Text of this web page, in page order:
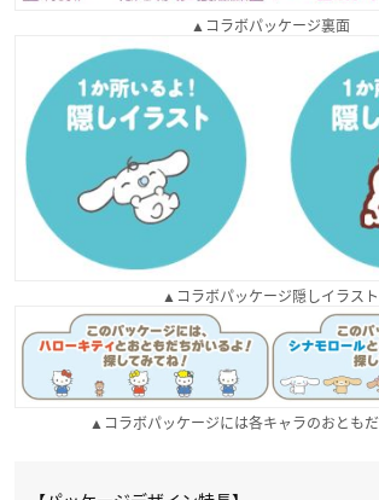
▲コラボパッケージ裏面
▲コラボパッケージ隠しイラスト
▲コラボパッケージには各キャラのおともだ